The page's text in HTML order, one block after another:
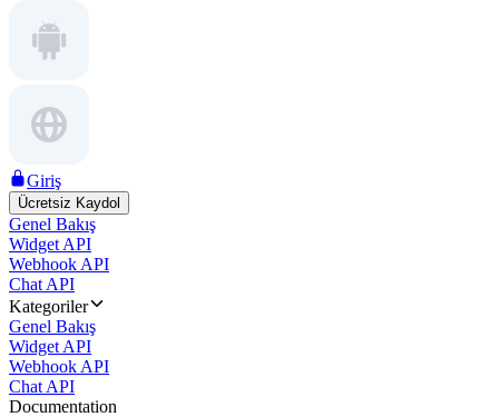
Giriş
Ücretsiz Kaydol
Genel Bakış
Widget API
Webhook API
Chat API
Kategoriler
Genel Bakış
Widget API
Webhook API
Chat API
Documentation